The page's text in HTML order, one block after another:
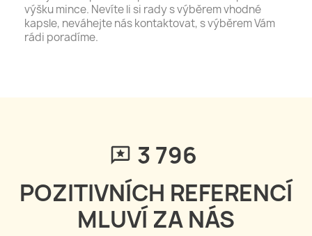
výšku mince. Nevíte li si rady s výběrem vhodné
kapsle, neváhejte nás kontaktovat, s výběrem Vám
rádi poradíme.
3 796
POZITIVNÍCH REFERENCÍ
MLUVÍ ZA NÁS